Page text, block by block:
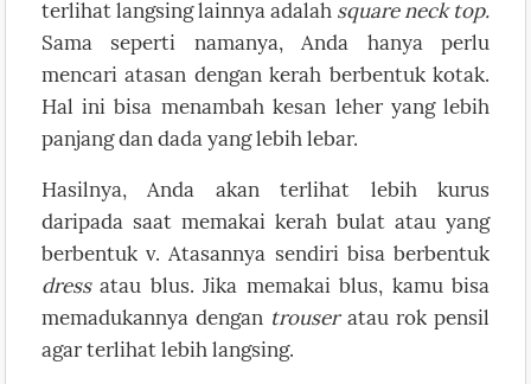
terlihat langsing lainnya adalah square neck top.
Sama seperti namanya, Anda hanya perlu
mencari atasan dengan kerah berbentuk kotak.
Hal ini bisa menambah kesan leher yang lebih
panjang dan dada yang lebih lebar.
Hasilnya, Anda akan terlihat lebih kurus
daripada saat memakai kerah bulat atau yang
berbentuk v. Atasannya sendiri bisa berbentuk
dressatau blus. Jika memakai blus, kamu bisa
memadukannya dengan trouseratau rok pensil
agar terlihat lebih langsing.